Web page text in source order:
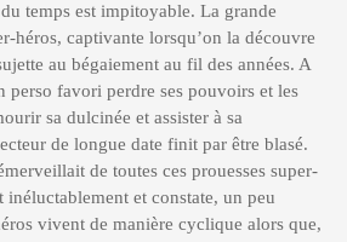
temps est impitoyable. La grande
héros, captivante lorsqu’on la découvre
au bégaiement au fil des années. A
perso favori perdre ses pouvoirs et les
sa dulcinée et assister à sa
de longue date finit par être blasé.
de toutes ces prouesses super-
et constate, un peu
vivent de manière cyclique alors que,